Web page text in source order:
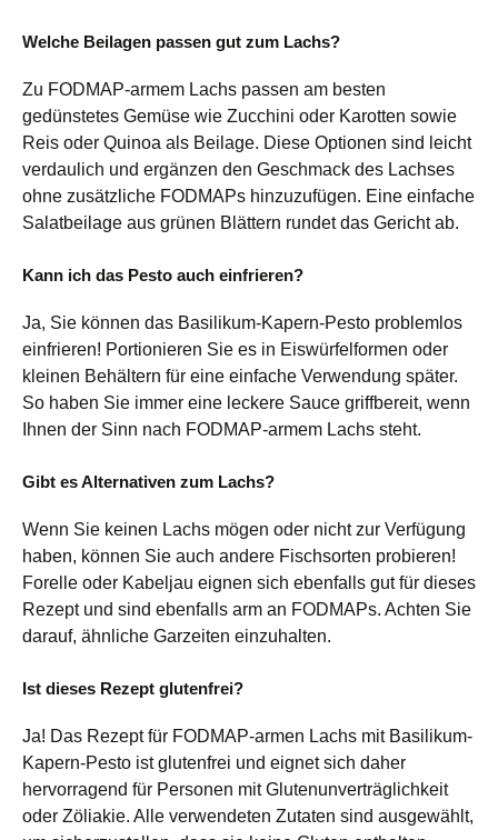
Welche Beilagen passen gut zum Lachs?
Zu FODMAP-armem Lachs passen am besten
gedünstetes Gemüse wie Zucchini oder Karotten sowie
Reis oder Quinoa als Beilage. Diese Optionen sind leicht
verdaulich und ergänzen den Geschmack des Lachses
ohne zusätzliche FODMAPs hinzuzufügen. Eine einfache
Salatbeilage aus grünen Blättern rundet das Gericht ab.
Kann ich das Pesto auch einfrieren?
Ja, Sie können das Basilikum-Kapern-Pesto problemlos
einfrieren! Portionieren Sie es in Eiswürfelformen oder
kleinen Behältern für eine einfache Verwendung später.
So haben Sie immer eine leckere Sauce griffbereit, wenn
Ihnen der Sinn nach FODMAP-armem Lachs steht.
Gibt es Alternativen zum Lachs?
Wenn Sie keinen Lachs mögen oder nicht zur Verfügung
haben, können Sie auch andere Fischsorten probieren!
Forelle oder Kabeljau eignen sich ebenfalls gut für dieses
Rezept und sind ebenfalls arm an FODMAPs. Achten Sie
darauf, ähnliche Garzeiten einzuhalten.
Ist dieses Rezept glutenfrei?
Ja! Das Rezept für FODMAP-armen Lachs mit Basilikum-
Kapern-Pesto ist glutenfrei und eignet sich daher
hervorragend für Personen mit Glutenunverträglichkeit
oder Zöliakie. Alle verwendeten Zutaten sind ausgewählt,